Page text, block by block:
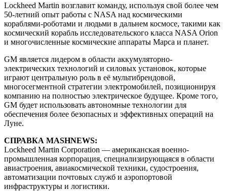
Lockheed Martin возглавит команду, используя свой более чем
50-летний опыт работы с NASA над космическими
кораблями-роботами и людьми в дальнем космосе, такими как
космический корабль исследовательского класса NASA Orion
и многочисленные космические аппараты Марса и планет.
GM является лидером в области аккумуляторно-
электрических технологий и силовых установок, которые
играют центральную роль в её мультибрендовой,
многосегментной стратегии электромобилей, позиционируя
компанию на полностью электрическое будущее. Кроме того,
GM будет использовать автономные технологии для
обеспечения более безопасных и эффективных операций на
Луне.
СПРАВКА MASHNEWS:
Lockheed Martin Corporation — американская военно-
промышленная корпорация, специализирующаяся в области
авиастроения, авиакосмической техники, судостроения,
автоматизации почтовых служб и аэропортовой
инфраструктуры и логистики.